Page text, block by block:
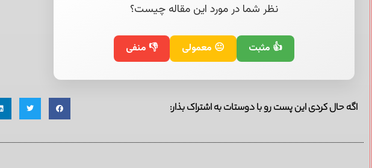
نظر شما در مورد این مقاله چیست؟
👍 مثبت 😐 معمولی 👎 منفی
اگه حال کردی این پست رو با دوستات به اشتراک بذار: